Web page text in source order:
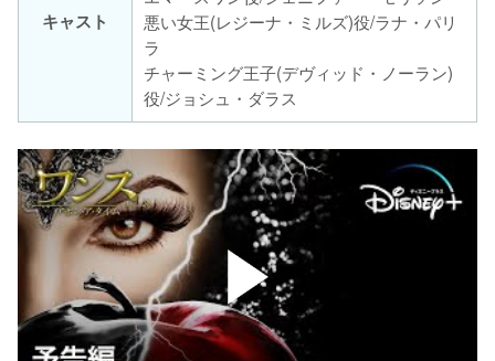
キャスト
悪い女王(レジーナ・ミルズ)役/ラナ・パリ
ラ
チャーミング王子(デヴィッド・ノーラン)
役/ジョシュ・ダラス